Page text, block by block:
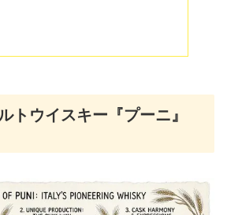
トウイスキー『プーニ』